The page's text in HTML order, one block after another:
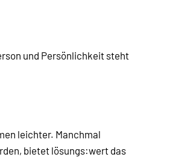
und Persönlichkeit steht
leichter. Manchmal
bietet lösungs:wert das